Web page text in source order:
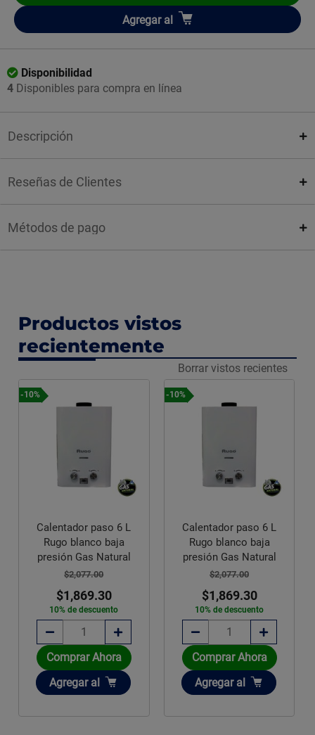
Añadir
Agregar al
Disponibilidad
4 Disponibles para compra en línea
Descripción
Reseñas de Clientes
Métodos de pago
Productos vistos
recientemente
Borrar vistos recientes
-10%
Calentador paso 6 L
Rugo blanco baja
presión Gas Natural
$2,077.00
$1,869.30
10% de descuento
Comprar Ahora
Añadir
Agregar al
-10%
Calentador paso 6 L
Rugo blanco baja
presión Gas Natural
$2,077.00
$1,869.30
10% de descuento
Comprar Ahora
Añadir
Agregar al